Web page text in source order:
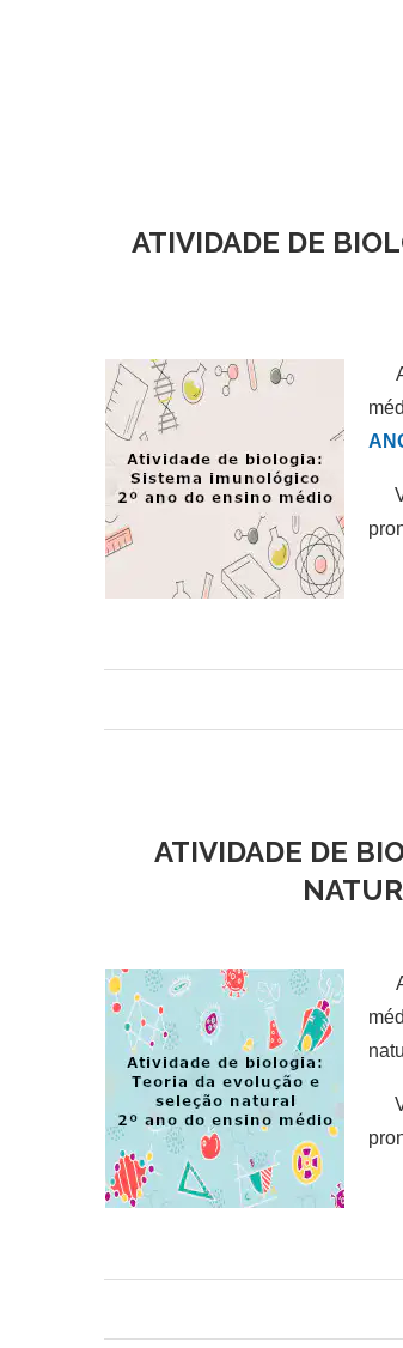
ATIVIDADE DE
ATIVIDADE DE